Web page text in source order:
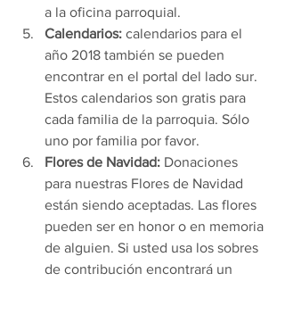
a la oficina parroquial.
Calendarios: calendarios para el
año 2018 también se pueden
encontrar en el portal del lado sur.
Estos calendarios son gratis para
cada familia de la parroquia. Sólo
uno por familia por favor.
Flores de Navidad: Donaciones
para nuestras Flores de Navidad
están siendo aceptadas. Las flores
pueden ser en honor o en memoria
de alguien. Si usted usa los sobres
de contribución encontrará un